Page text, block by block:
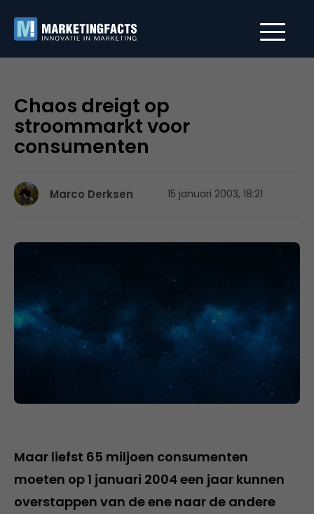
Chaos dreigt op
stroommarkt voor
consumenten
Marco Derksen 15 januari 2003, 18:21
Maar liefst 65 miljoen consumenten
moeten op 1 januari 2004 een jaar kunnen
overstappen van de ene naar de andere